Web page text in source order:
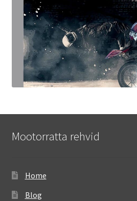
Mootorratta rehvid
Home
Blog